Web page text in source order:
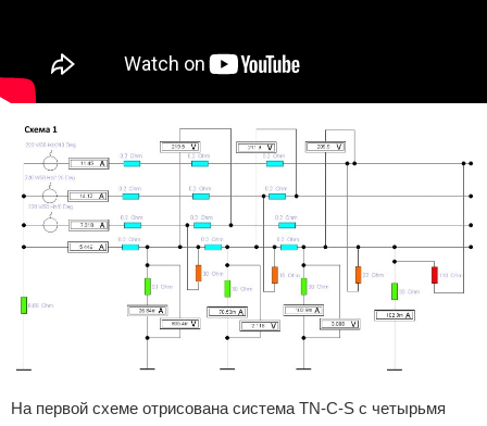
На первой схеме отрисована система TN-C-S c четырьмя